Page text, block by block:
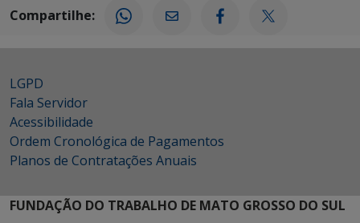
Compartilhe:
LGPD
Fala Servidor
Acessibilidade
Ordem Cronológica de Pagamentos
Planos de Contratações Anuais
FUNDAÇÃO DO TRABALHO DE MATO GROSSO DO SUL